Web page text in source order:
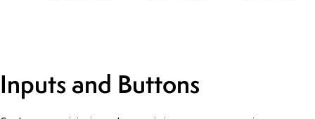
Inputs and Buttons